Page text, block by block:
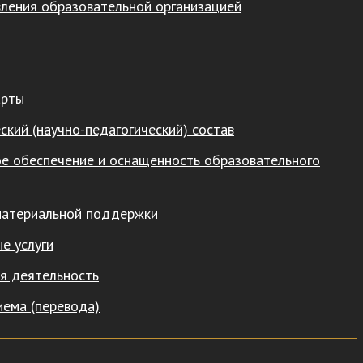
образовательной организацией
(научно-педагогический) состав
обеспечение и оснащенность образовательного
поддержки
услуги
деятельность
(перевода)